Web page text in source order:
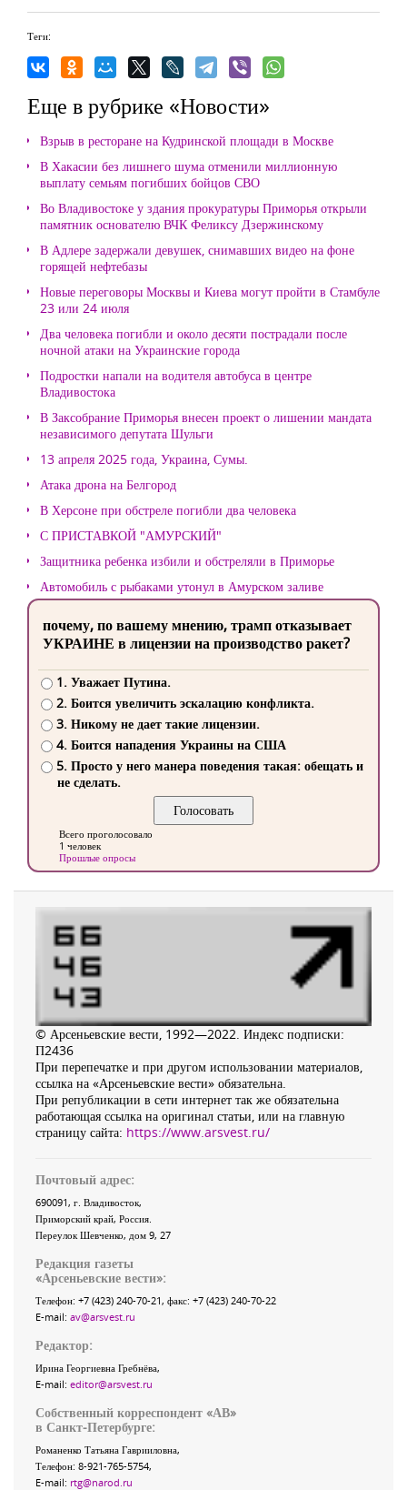
Теги:
Еще в рубрике «Новости»
Взрыв в ресторане на Кудринской площади в Москве
В Хакасии без лишнего шума отменили миллионную
выплату семьям погибших бойцов СВО
Во Владивостоке у здания прокуратуры Приморья открыли
памятник основателю ВЧК Феликсу Дзержинскому
В Адлере задержали девушек, снимавших видео на фоне
горящей нефтебазы
Новые переговоры Москвы и Киева могут пройти в Стамбуле
23 или 24 июля
Два человека погибли и около десяти пострадали после
ночной атаки на Украинские города
Подростки напали на водителя автобуса в центре
Владивостока
В Заксобрание Приморья внесен проект о лишении мандата
независимого депутата Шульги
13 апреля 2025 года, Украина, Сумы.
Атака дрона на Белгород
В Херсоне при обстреле погибли два человека
С ПРИСТАВКОЙ "АМУРСКИЙ"
Защитника ребенка избили и обстреляли в Приморье
Автомобиль с рыбаками утонул в Амурском заливе
почему, по вашему мнению, трамп отказывает
УКРАИНЕ в лицензии на производство ракет?
1. Уважает Путина.
2. Боится увеличить эскалацию конфликта.
3. Никому не дает такие лицензии.
4. Боится нападения Украины на США
5. Просто у него манера поведения такая: обещать и
не сделать.
Всего проголосовало
1 человек
Прошлые опросы
© Арсеньевские вести, 1992—2022. Индекс подписки:
П2436
При перепечатке и при другом использовании материалов,
ссылка на «Арсеньевские вести» обязательна.
При републикации в сети интернет так же обязательна
работающая ссылка на оригинал статьи, или на главную
страницу сайта: https://www.arsvest.ru/
Почтовый адрес:
690091, г. Владивосток,
Приморский край, Россия
Переулок Шевченко, дом 9, 27
Редакция газеты
«Арсеньевские вести»:
Телефон: +7 (423) 240-70-21, факс: +7 (423) 240-70-22
E-mail: av@arsvest.ru
Редактор:
Ирина Георгиевна Гребнёва,
E-mail: editor@arsvest.ru
Собственный корреспондент «АВ»
в Санкт-Петербурге:
Романенко Татьяна Гаврииловна,
Телефон: 8-921-765-5754,
E-mail: rtg@narod.ru